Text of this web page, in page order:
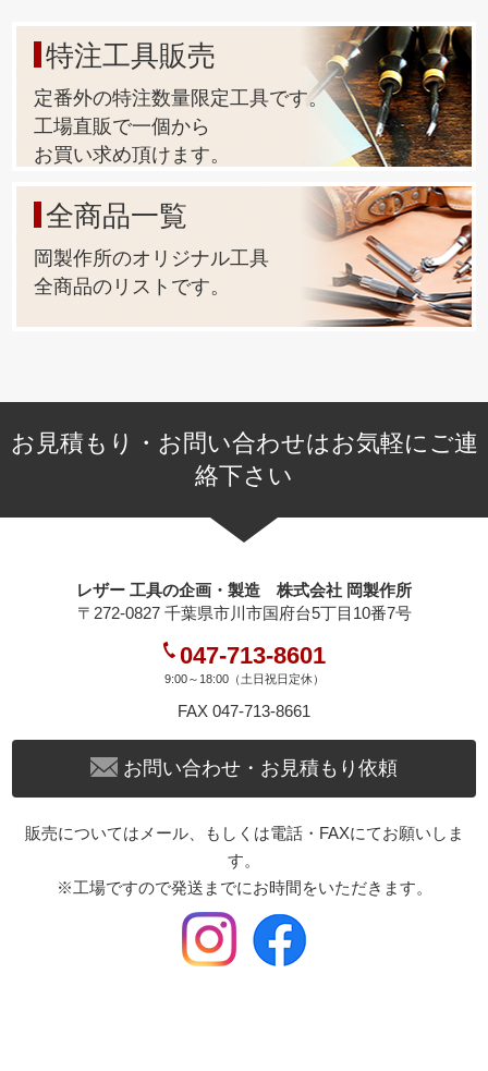
特注工具販売
定番外の特注数量限定工具です。
工場直販で一個から
お買い求め頂けます。
全商品一覧
岡製作所のオリジナル工具
全商品のリストです。
お見積もり・お問い合わせはお気軽にご連
絡下さい
レザー 工具の企画・製造 株式会社 岡製作所
〒272-0827 千葉県市川市国府台5丁目10番7号
047-713-8601
9:00～18:00（土日祝日定休）
FAX 047-713-8661
お問い合わせ・お見積もり依頼
販売についてはメール、もしくは電話・FAXにてお願いしま
す。
※工場ですので発送までにお時間をいただきます。